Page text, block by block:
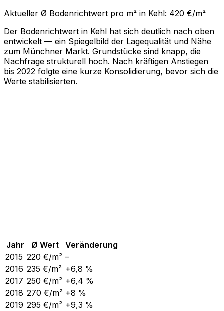
Aktueller Ø Bodenrichtwert pro m² in Kehl: 420 €/m²
Der Bodenrichtwert in Kehl hat sich deutlich nach oben
entwickelt — ein Spiegelbild der Lagequalität und Nähe
zum Münchner Markt. Grundstücke sind knapp, die
Nachfrage strukturell hoch. Nach kräftigen Anstiegen
bis 2022 folgte eine kurze Konsolidierung, bevor sich die
Werte stabilisierten.
Jahr Ø Wert
Veränderung
2015 220 €/m² –
2016 235 €/m² +6,8 %
2017 250 €/m² +6,4 %
2018 270 €/m² +8 %
2019 295 €/m² +9,3 %